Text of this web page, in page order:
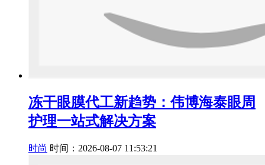
冻干眼膜代工新趋势：伟博海泰眼周
护理一站式解决方案
时尚 时间：2026-08-07 11:53:21